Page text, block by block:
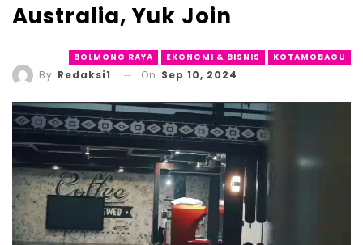
Australia, Yuk Join
BOLMONG RAYA EKONOMI & BISNIS KOTAMOBAGU
By Redaksi1 On Sep 10, 2024